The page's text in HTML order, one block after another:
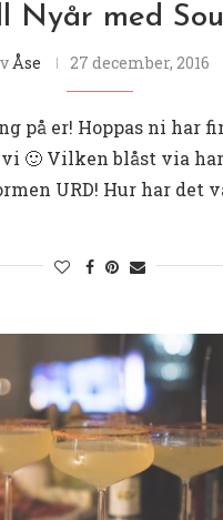
Nyår med
Åse 27 december, 2016
på er! Hoppas ni har
vi 🙂 Vilken blåst via
URD! Hur har det